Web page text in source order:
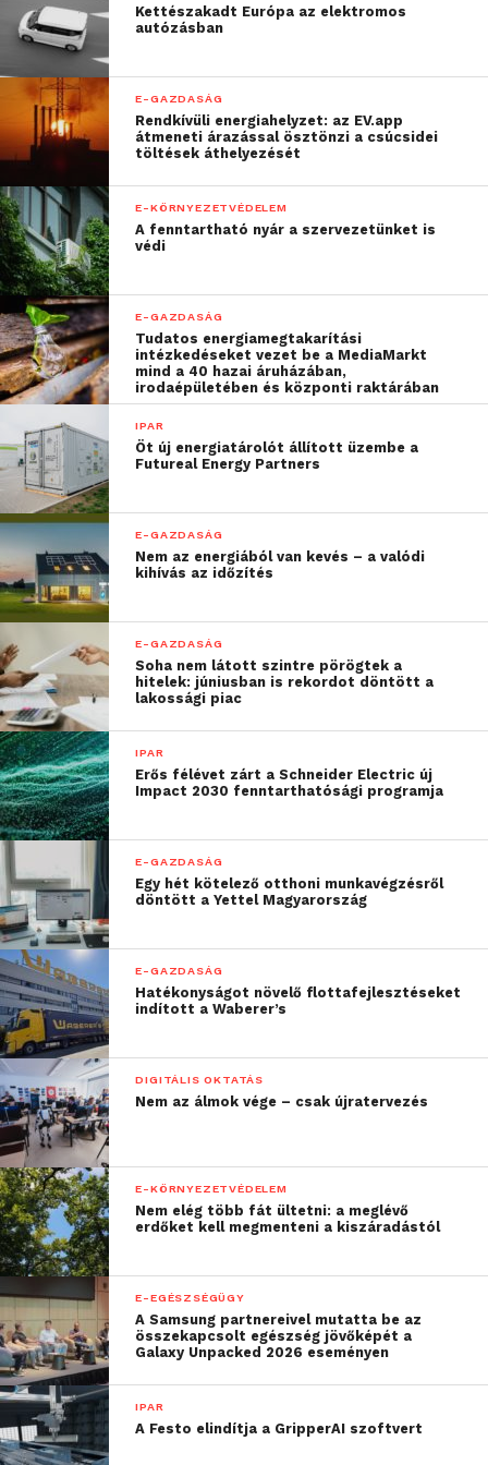
mindössze 0,27 százaléka.
A zuhanó kereslettel szemben az arany globális
kínálata gyakorlatilag stagnált, a 2014 első
háromnegyed évi 3147,4 tonnás összmennyiség alig
haladta meg a tavalyi év azonos időszakának 3144,9
tonnáját.
Míg azonban az aranybányák 2340 tonnás idei
össztermelése 6,5 százalékkal volt nagyobb az előző
év január-szeptemberi mennyiségénél, addig az
arany újrahasznosítása egy év alatt közel 15
százalékkal, 807 tonnára esett, ami 2007 óta nem
látott alacsony szint. Ez egyrészt a csökkenő
árfolyam miatt, másrészt pedig azért következett be,
mert egyre kevesebb az eladásra kínált törtarany –
vélte Juhász Gergely.
Forrás: MTI
Kettészakadt Európa az elektromos
autózásban
E-GAZDASÁG
Rendkívüli energiahelyzet: az EV.app
átmeneti árazással ösztönzi a csúcsidei
töltések áthelyezését
E-KÖRNYEZETVÉDELEM
A fenntartható nyár a szervezetünket is
védi
E-GAZDASÁG
Tudatos energiamegtakarítási
intézkedéseket vezet be a MediaMarkt
mind a 40 hazai áruházában,
irodaépületében és központi raktárában
IPAR
Öt új energiatárolót állított üzembe a
Futureal Energy Partners
E-GAZDASÁG
Nem az energiából van kevés – a valódi
kihívás az időzítés
E-GAZDASÁG
Soha nem látott szintre pörögtek a
hitelek: júniusban is rekordot döntött a
lakossági piac
IPAR
Erős félévet zárt a Schneider Electric új
Impact 2030 fenntarthatósági programja
E-GAZDASÁG
Egy hét kötelező otthoni munkavégzésről
döntött a Yettel Magyarország
E-GAZDASÁG
Hatékonyságot növelő flottafejlesztéseket
indított a Waberer’s
DIGITÁLIS OKTATÁS
Nem az álmok vége – csak újratervezés
E-KÖRNYEZETVÉDELEM
Nem elég több fát ültetni: a meglévő
erdőket kell megmenteni a kiszáradástól
E-EGÉSZSÉGÜGY
A Samsung partnereivel mutatta be az
összekapcsolt egészség jövőképét a
Galaxy Unpacked 2026 eseményen
IPAR
A Festo elindítja a GripperAI szoftvert